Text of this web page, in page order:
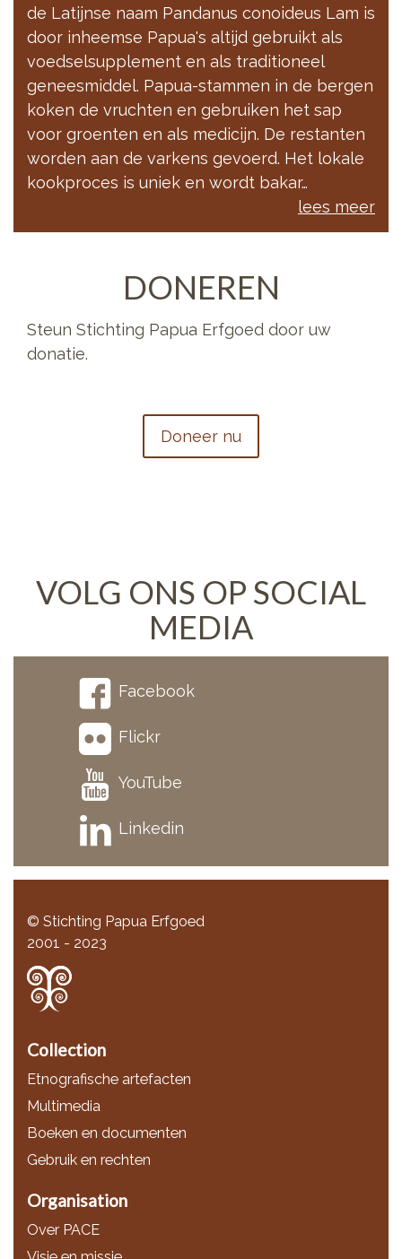
de Latijnse naam Pandanus conoideus Lam is
door inheemse Papua's altijd gebruikt als
voedselsupplement en als traditioneel
geneesmiddel. Papua-stammen in de bergen
koken de vruchten en gebruiken het sap
voor groenten en als medicijn. De restanten
worden aan de varkens gevoerd. Het lokale
kookproces is uniek en wordt bakar…
lees meer
DONEREN
Steun Stichting Papua Erfgoed door uw
donatie.
Doneer nu
VOLG ONS OP SOCIAL
MEDIA
Facebook
Flickr
YouTube
Linkedin
© Stichting Papua Erfgoed
2001 - 2023
Collection
Etnografische artefacten
Multimedia
Boeken en documenten
Gebruik en rechten
Organisation
Over PACE